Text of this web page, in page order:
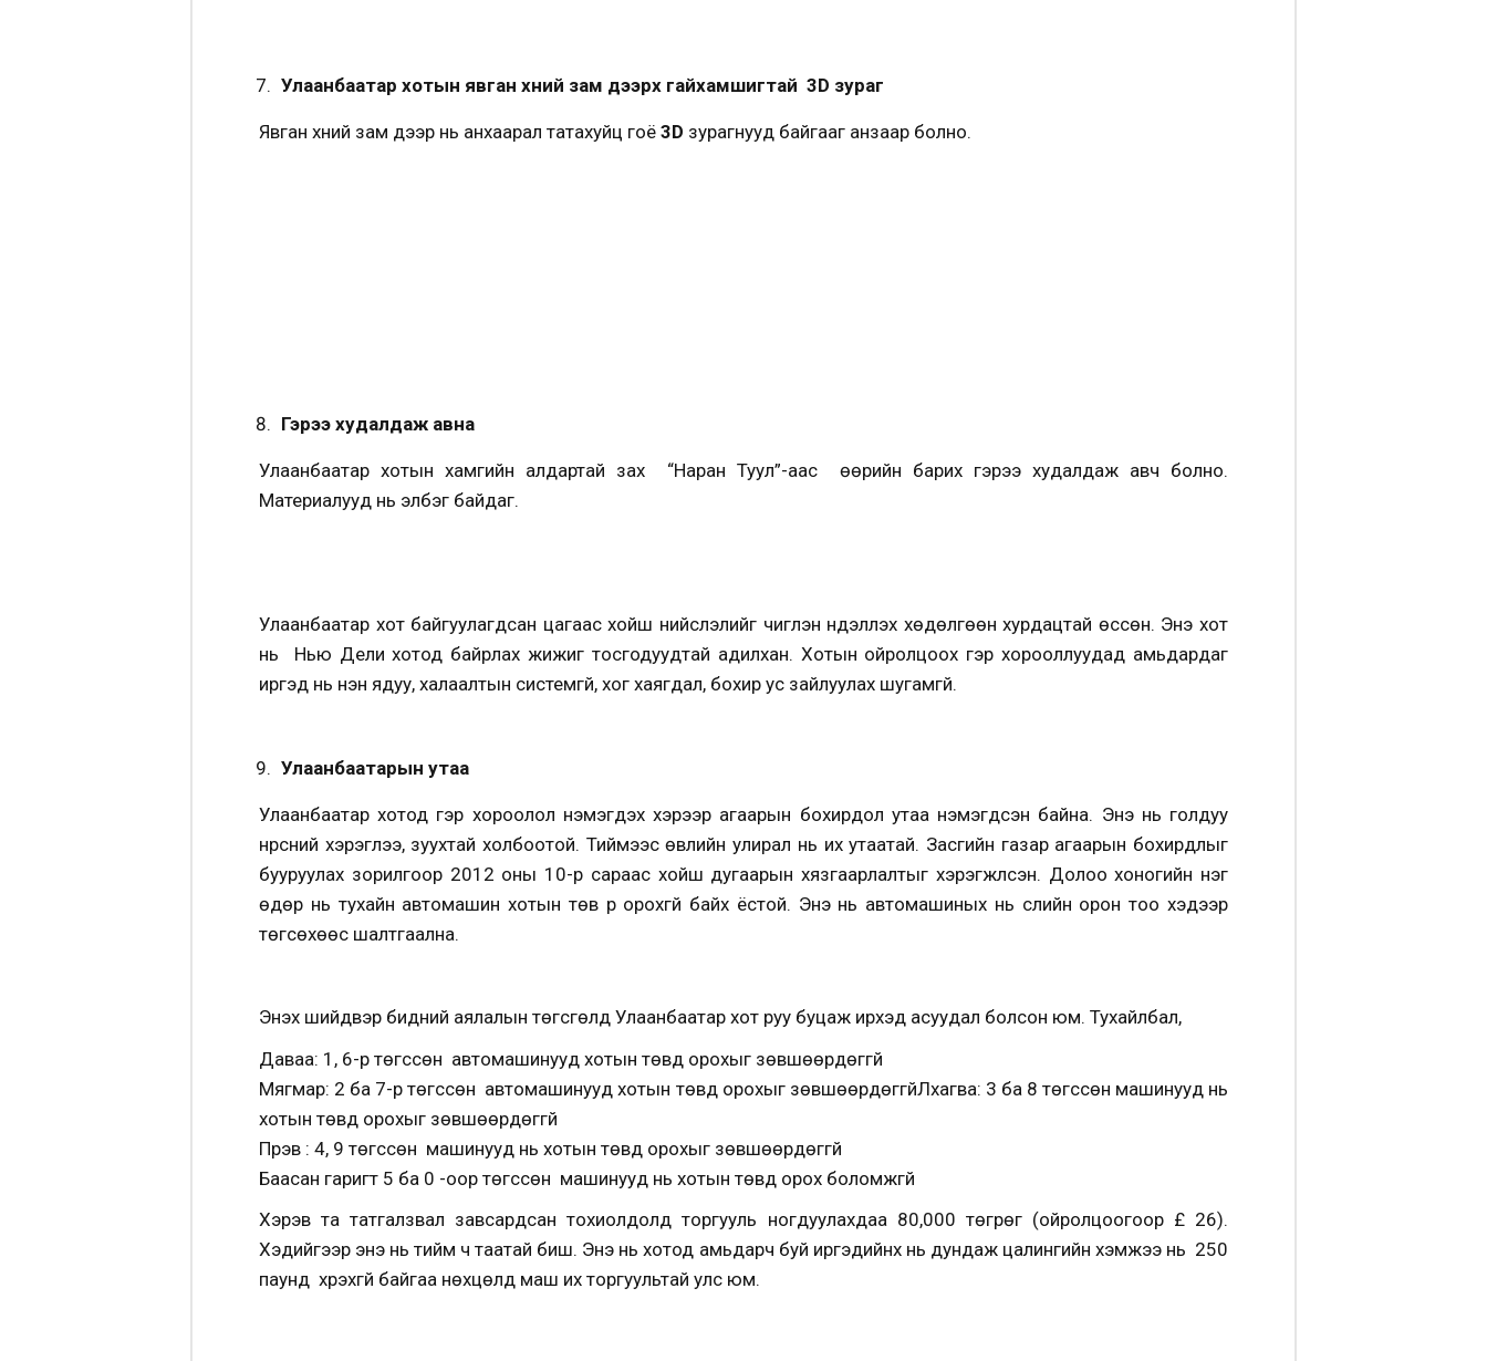
Улаанбаатар хотын явган хүний зам дээрх гайхамшигтай 3D зураг
Явган хүний зам дээр нь анхаарал татахуйц гоё 3D зурагнууд байгааг анзаар болно.
Гэрээ худалдаж авна
Улаанбаатар хотын хамгийн алдартай зах “Наран Туул”-аас өөрийн барих гэрээ худалдаж авч болно.
Материалууд нь элбэг байдаг.
Улаанбаатар хот байгуулагдсан цагаас хойш нийслэлийг чиглэн нүүдэллэх хөдөлгөөн хурдацтай өссөн. Энэ хот
нь Нью Дели хотод байрлах жижиг тосгодуудтай адилхан. Хотын ойролцоох гэр хорооллуудад амьдардаг
иргэд нь нэн ядуу, халаалтын системгүй, хог хаягдал, бохир ус зайлуулах шугамгүй.
Улаанбаатарын утаа
Улаанбаатар хотод гэр хороолол нэмэгдэх хэрээр агаарын бохирдол утаа нэмэгдсэн байна. Энэ нь голдуу
нүүрсний хэрэглээ, зуухтай холбоотой. Тиймээс өвлийн улирал нь их утаатай. Засгийн газар агаарын бохирдлыг
бууруулах зорилгоор 2012 оны 10-р сараас хойш дугаарын хязгаарлалтыг хэрэгжүүлсэн. Долоо хоногийн нэг
өдөр нь тухайн автомашин хотын төв рүү орохгүй байх ёстой. Энэ нь автомашиных нь сүүлийн орон тоо хэдээр
төгсөхөөс шалтгаална.
Энэхүү шийдвэр бидний аялалын төгсгөлд Улаанбаатар хот руу буцаж ирхэд асуудал болсон юм. Тухайлбал,
Даваа: 1, 6-р төгссөн автомашинууд хотын төвд орохыг зөвшөөрдөггүй
Мягмар: 2 ба 7-р төгссөн автомашинууд хотын төвд орохыг зөвшөөрдөггүйЛхагва: 3 ба 8 төгссөн машинууд нь
хотын төвд орохыг зөвшөөрдөггүй
Пүрэв : 4, 9 төгссөн машинууд нь хотын төвд орохыг зөвшөөрдөггүй
Баасан гаригт 5 ба 0 -оор төгссөн машинууд нь хотын төвд орох боломжгүй
Хэрэв та татгалзвал завсардсан тохиолдолд торгууль ногдуулахдаа 80,000 төгрөг (ойролцоогоор £ 26).
Хэдийгээр энэ нь тийм ч таатай биш. Энэ нь хотод амьдарч буй иргэдийнх нь дундаж цалингийн хэмжээ нь 250
паунд хүрэхгүй байгаа нөхцөлд маш их торгуультай улс юм.